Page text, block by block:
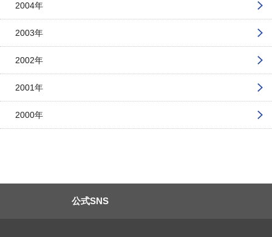
2004年
2003年
2002年
2001年
2000年
公式SNS